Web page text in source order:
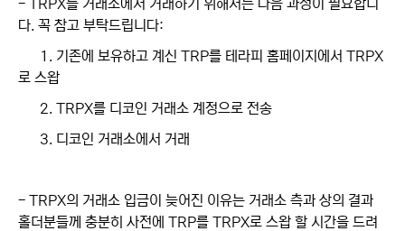
- TRPX를 거래소에서 거래하기 위해서는 다음 과정이 필요합니
다. 꼭 참고 부탁드립니다:
1. 기존에 보유하고 계신 TRP를 테라피 홈페이지에서 TRPX
로 스왑
2. TRPX를 디코인 거래소 계정으로 전송
3. 디코인 거래소에서 거래
- TRPX의 거래소 입금이 늦어진 이유는 거래소 측과 상의 결과
홀더분들께 충분히 사전에 TRP를 TRPX로 스왑 할 시간을 드려